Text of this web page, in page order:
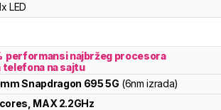
LED
performansi najbržeg procesora
telefona na sajtu
Snapdragon 695 5G (6nm izrada)
, MAX 2.2GHz